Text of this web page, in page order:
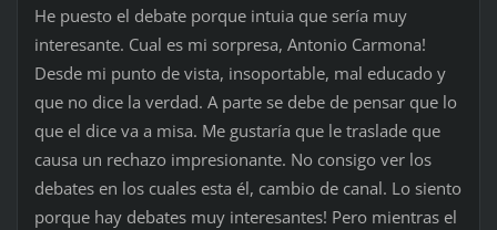
He puesto el debate porque intuia que sería muy
interesante. Cual es mi sorpresa, Antonio Carmona!
Desde mi punto de vista, insoportable, mal educado y
que no dice la verdad. A parte se debe de pensar que lo
que el dice va a misa. Me gustaría que le traslade que
causa un rechazo impresionante. No consigo ver los
debates en los cuales esta él, cambio de canal. Lo siento
porque hay debates muy interesantes! Pero mientras el